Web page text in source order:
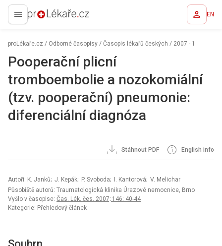
proLékaře.cz EN
proLékaře.cz / Odborné časopisy / Časopis lékařů českých / 2007 - 1
Pooperační plicní
tromboembolie a nozokomiální
(tzv. pooperační) pneumonie:
diferenciální diagnóza
Stáhnout PDF English info
Autoři: K. Janků; J. Kepák; P. Svoboda; I. Kantorová; V. Melichar
Působiště autorů: Traumatologická klinika Úrazové nemocnice, Brno
Vyšlo v časopise: Čas. Lék. čes. 2007; 146: 40-44
Kategorie: Přehledový článek